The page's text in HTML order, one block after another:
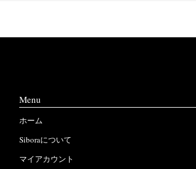
Menu
ホーム
Siboraについて
マイアカウント